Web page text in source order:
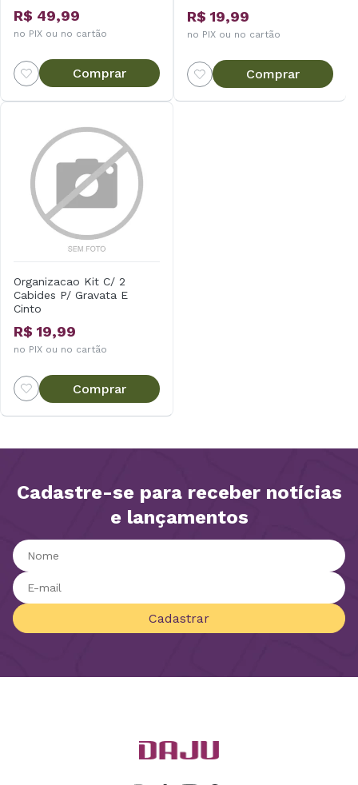
R$ 49,99
no PIX ou no cartão
Comprar
R$ 19,99
no PIX ou no cartão
Comprar
Organizacao Kit C/ 2
Cabides P/ Gravata E
Cinto
R$ 19,99
no PIX ou no cartão
Comprar
Cadastre-se para receber notícias
e lançamentos
Cadastrar